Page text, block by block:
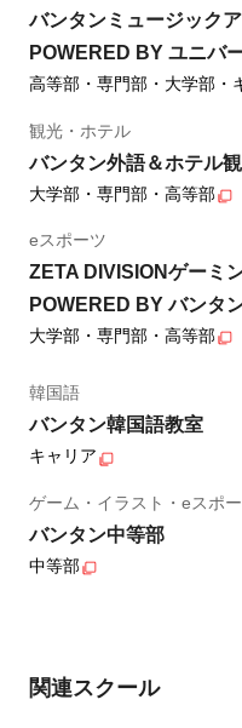
バンタンミュージック
POWERED BY ユニバ
高等部・専門部・大学部・
観光・ホテル
バンタン外語＆ホテル
大学部・専門部・高等部
eスポーツ
ZETA DIVISIONゲーミ
POWERED BY バンタ
大学部・専門部・高等部
韓国語
バンタン韓国語教室
キャリア
ゲーム・イラスト・eスポ
バンタン中等部
中等部
関連スクール